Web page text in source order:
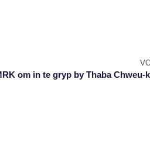
om in te gryp by Thaba Chweu-